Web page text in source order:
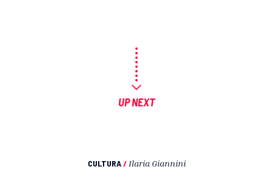
UP NEXT
CULTURA / Ilaria Giannini